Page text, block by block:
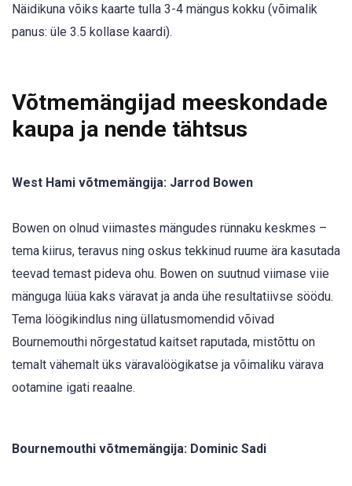
Näidikuna võiks kaarte tulla 3-4 mängus kokku (võimalik
panus: üle 3.5 kollase kaardi).
Võtmemängijad meeskondade
kaupa ja nende tähtsus
West Hami võtmemängija: Jarrod Bowen
Bowen on olnud viimastes mängudes rünnaku keskmes –
tema kiirus, teravus ning oskus tekkinud ruume ära kasutada
teevad temast pideva ohu. Bowen on suutnud viimase viie
mänguga lüüa kaks väravat ja anda ühe resultatiivse söödu.
Tema löögikindlus ning üllatusmomendid võivad
Bournemouthi nõrgestatud kaitset raputada, mistõttu on
temalt vähemalt üks väravalöögikatse ja võimaliku värava
ootamine igati reaalne.
Bournemouthi võtmemängija: Dominic Sadi